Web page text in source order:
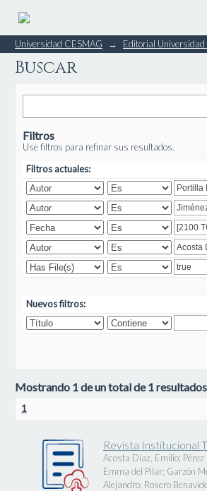
Buscar
Universidad CESMAG → Editorial Universidad
Buscar
Filtros
Use filtros para refinar sus resultados.
Filtros actuales:
Nuevos filtros:
Mostrando 1 de un total de 1
1
Revista Institucional
Acosta Díaz, Emilio;
Emma del Pilar; Garzón
Alejandro; Rosero